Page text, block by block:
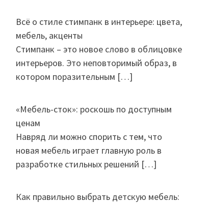
Всё о стиле стимпанк в интерьере: цвета,
мебель, акценты
Стимпанк – это новое слово в облицовке
интерьеров. Это неповторимый образ, в
котором поразительным […]
«Мебель-сток»: роскошь по доступным
ценам
Навряд ли можно спорить с тем, что
новая мебель играет главную роль в
разработке стильных решений […]
Как правильно выбрать детскую мебель: